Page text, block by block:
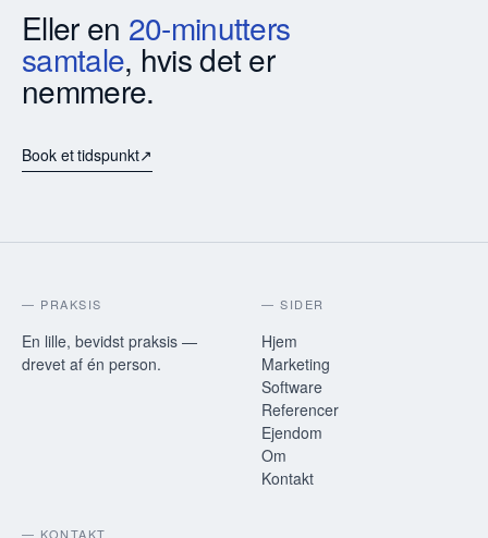
Eller en 20-minutters
samtale, hvis det er
nemmere.
Book et tidspunkt↗
— PRAKSIS
En lille, bevidst praksis —
drevet af én person.
— SIDER
Hjem
Marketing
Software
Referencer
Ejendom
Om
Kontakt
— KONTAKT